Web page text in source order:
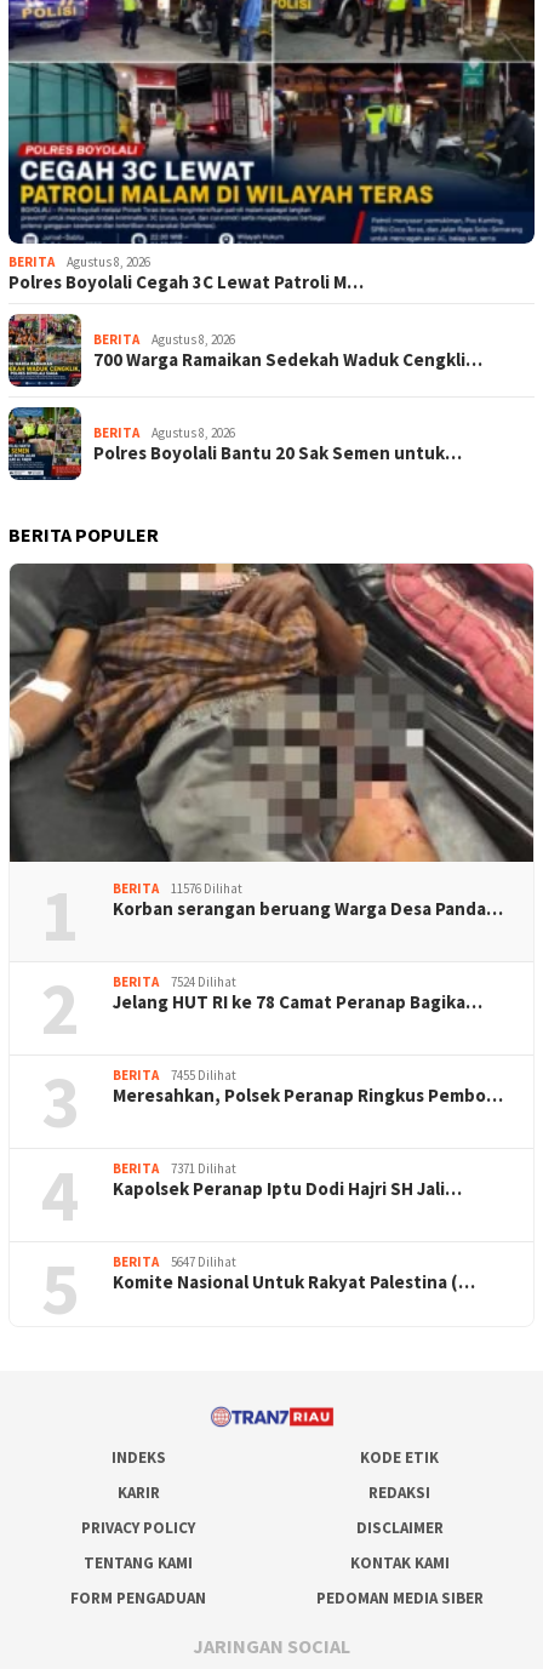
BERITA Agustus 8, 2026
Polres Boyolali Cegah 3C Lewat Patroli M…
BERITA Agustus 8, 2026
700 Warga Ramaikan Sedekah Waduk Cengkli…
BERITA Agustus 8, 2026
Polres Boyolali Bantu 20 Sak Semen untuk…
BERITA POPULER
1 BERITA 11576 Dilihat
Korban serangan beruang Warga Desa Panda…
2 BERITA 7524 Dilihat
Jelang HUT RI ke 78 Camat Peranap Bagika…
3 BERITA 7455 Dilihat
Meresahkan, Polsek Peranap Ringkus Pembo…
4 BERITA 7371 Dilihat
Kapolsek Peranap Iptu Dodi Hajri SH Jali…
5 BERITA 5647 Dilihat
Komite Nasional Untuk Rakyat Palestina (…
INDEKS
KODE ETIK
KARIR
REDAKSI
PRIVACY POLICY
DISCLAIMER
TENTANG KAMI
KONTAK KAMI
FORM PENGADUAN
PEDOMAN MEDIA SIBER
JARINGAN SOCIAL